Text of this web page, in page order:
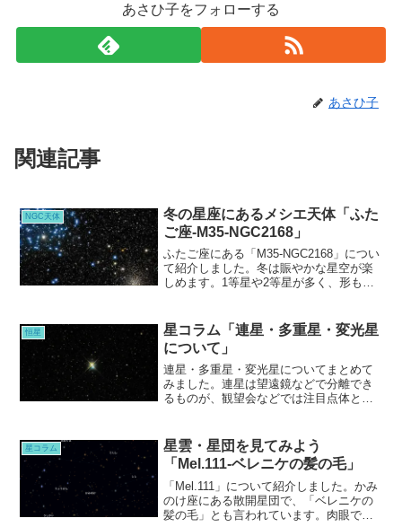
あさひ子をフォローする
あさひ子
関連記事
NGC天体
冬の星座にあるメシエ天体「ふた
ご座-M35-NGC2168」
ふたご座にある「M35-NGC2168」につい
て紹介しました。冬は賑やかな星空が楽
しめます。1等星や2等星が多く、形も捉
ジして見てください。
恒星
星コラム「連星・多重星・変光星
について」
連星・多重星・変光星についてまとめて
みました。連星は望遠鏡などで分離でき
るものが、観望会などでは注目点体とし
さい。
星コラム
星雲・星団を見てみよう
「Mel.111-ベレニケの髪の毛」
「Mel.111」について紹介しました。かみ
のけ座にある散開星団で、「ベレニケの
髪の毛」とも言われています。肉眼で